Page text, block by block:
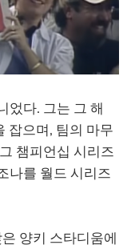
었다. 그는 그 해
잡으며, 팀의 마무
챔피언십 시리즈
나를 월드 시리즈
양키 스타디움에